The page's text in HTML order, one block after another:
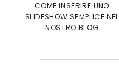
COME INSERIRE UNO
SLIDESHOW SEMPLICE NEL
NOSTRO BLOG